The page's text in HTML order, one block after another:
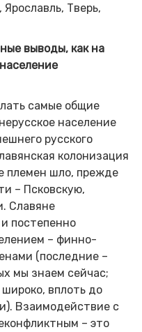
Тверь,
выводы, как на
самые общие
население
русского
колонизация
племен шло, прежде
– Псковскую,
Славяне
постепенно
– финно-
(последние –
мы знаем сейчас;
вплоть до
Взаимодействие с
– это